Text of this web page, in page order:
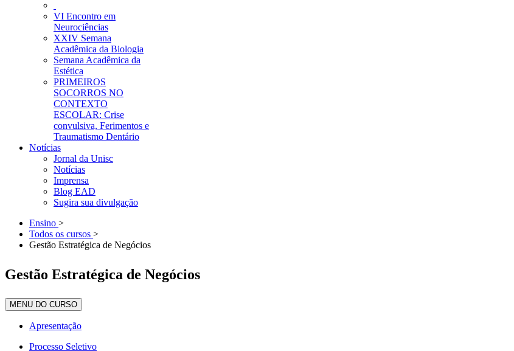
VI Encontro em
Neurociências
XXIV Semana
Acadêmica da Biologia
Semana Acadêmica da
Estética
PRIMEIROS
SOCORROS NO
CONTEXTO
ESCOLAR: Crise
convulsiva, Ferimentos e
Traumatismo Dentário
Notícias
Jornal da Unisc
Notícias
Imprensa
Blog EAD
Sugira sua divulgação
Ensino >
Todos os cursos >
Gestão Estratégica de Negócios
Gestão Estratégica de Negócios
MENU DO CURSO
Apresentação
Processo Seletivo